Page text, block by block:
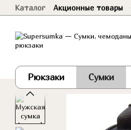
Перейти к основному контенту
Каталог Акционные товары
Рюкзаки Сумки